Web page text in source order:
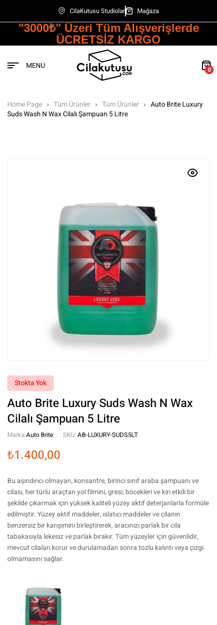
CilaKutusu Studiolar Mağaza
"3000₺" Üzeri Tüm Alışverişlerde
ÜCRETSİZ KARGO
MENU 0
Home Page Tüm Ürünler Tüm Ürünler
Auto Brite Luxury
Suds Wash N Wax Cilalı Şampuan 5 Litre
Stokta Yok
Auto Brite Luxury Suds Wash N Wax
Cilalı Şampuan 5 Litre
Marka:Auto Brite SKU: AB-LUXURY-SUDS5LT
₺1.400,00
Bu aşındırıcı olmayan, konsantre, birinci sınıf araba şampuanı ve
cilası, her türlü araçtan yol filmini, gresi, böcekleri ve kiri etkili bir
şekilde çıkarmak için yüksek kaliteli yüzey aktif deterjanlarla formüle
edilmiştir. Yüzey aktif maddeler, ıslatıcı maddeler ve cilanın
benzersiz bir karışımını birleştirerek, aracınızı parlak bir cila
tabakasıyla lekesiz ve parlak bırakır. Tüm yüzeyler için güvenlidir,
mevcut cilaları korur ve durulamadan sonra tozlu kalıntı veya çizgi
olmamasını sağlar.